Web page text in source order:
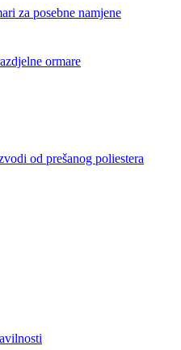
za posebne namjene
ormare
od prešanog poliestera